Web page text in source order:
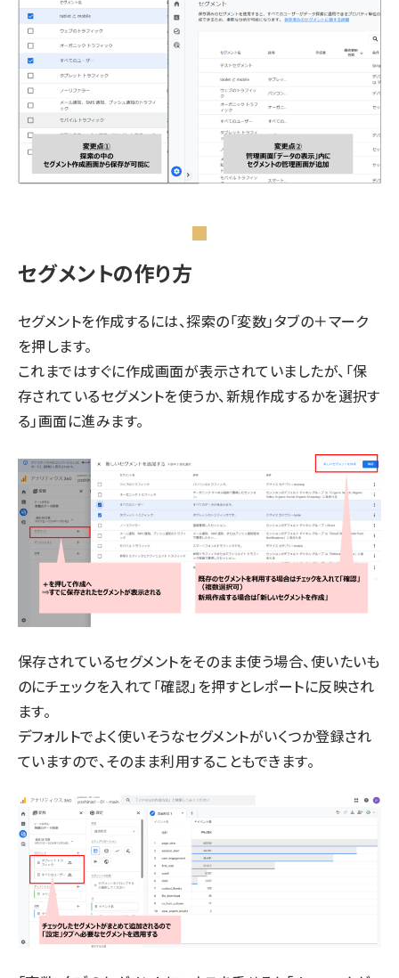
セグメントの作り方
セグメントを作成するには、探索の「変数」タブの＋マーク
を押します。
これまではすぐに作成画面が表示されていましたが、「保
存されているセグメントを使うか、新規作成するかを選択す
る」画面に進みます。
保存されているセグメントをそのまま使う場合、使いたいも
のにチェックを入れて「確認」を押すとレポートに反映され
ます。
デフォルトでよく使いそうなセグメントがいくつか登録され
ていますので、そのまま利用することもできます。